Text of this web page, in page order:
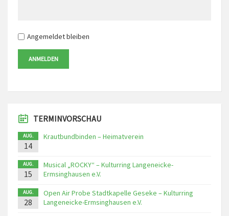
Angemeldet bleiben
ANMELDEN
TERMINVORSCHAU
AUG.
14
Krautbundbinden – Heimatverein
AUG.
15
Musical „ROCKY“ – Kulturring Langeneicke-
Ermsinghausen e.V.
AUG.
28
Open Air Probe Stadtkapelle Geseke – Kulturring
Langeneicke-Ermsinghausen e.V.